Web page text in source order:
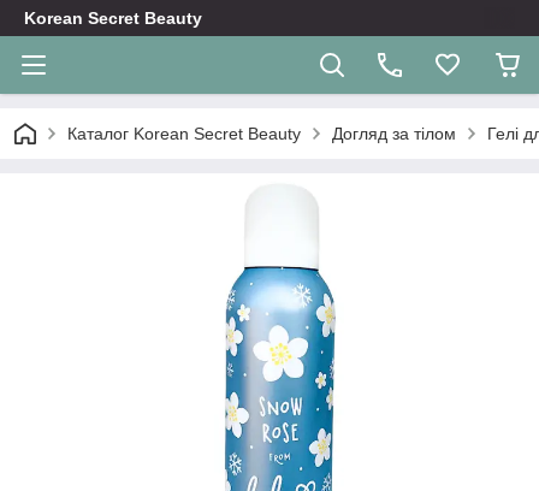
Korean Secret Beauty
Каталог Korean Secret Beauty Догляд за тілом Гелі